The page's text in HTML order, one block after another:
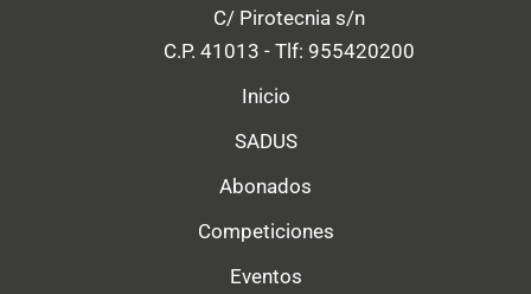
C/ Pirotecnia s/n
C.P. 41013 - Tlf: 955420200
Inicio
SADUS
Abonados
Competiciones
Eventos